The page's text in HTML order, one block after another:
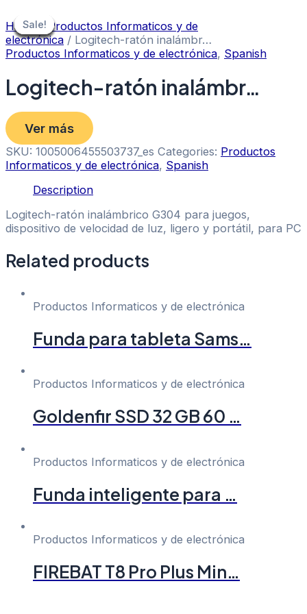
to
content
Sale!
Home/ Productos Informaticos y de
electrónica / Logitech-ratón inalámbr…
Productos Informaticos y de electrónica, Spanish
Logitech-ratón inalámbr…
Ver más
SKU: 1005006455503737_es Categories: Productos
Informaticos y de electrónica, Spanish
Description
Logitech-ratón inalámbrico G304 para juegos,
dispositivo de velocidad de luz, ligero y portátil, para PC
Related products
Sale!
Sale!
Productos Informaticos y de electrónica
Funda para tableta Sams…
Sale!
Sale!
Productos Informaticos y de electrónica
Goldenfir SSD 32 GB 60 …
Sale!
Sale!
Productos Informaticos y de electrónica
Funda inteligente para …
Sale!
Sale!
Productos Informaticos y de electrónica
FIREBAT T8 Pro Plus Min…